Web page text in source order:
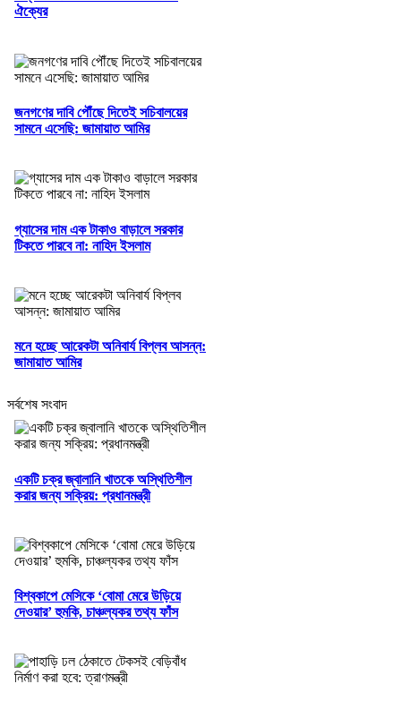
ঐক্যের
জনগণের দাবি পৌঁছে দিতেই সচিবালয়ের
সামনে এসেছি: জামায়াত আমির
গ্যাসের দাম এক টাকাও বাড়ালে সরকার
টিকতে পারবে না: নাহিদ ইসলাম
মনে হচ্ছে আরেকটা অনিবার্য বিপ্লব আসন্ন:
জামায়াত আমির
সর্বশেষ সংবাদ
একটি চক্র জ্বালানি খাতকে অস্থিতিশীল
করার জন্য সক্রিয়: প্রধানমন্ত্রী
বিশ্বকাপে মেসিকে ‘বোমা মেরে উড়িয়ে
দেওয়ার’ হুমকি, চাঞ্চল্যকর তথ্য ফাঁস